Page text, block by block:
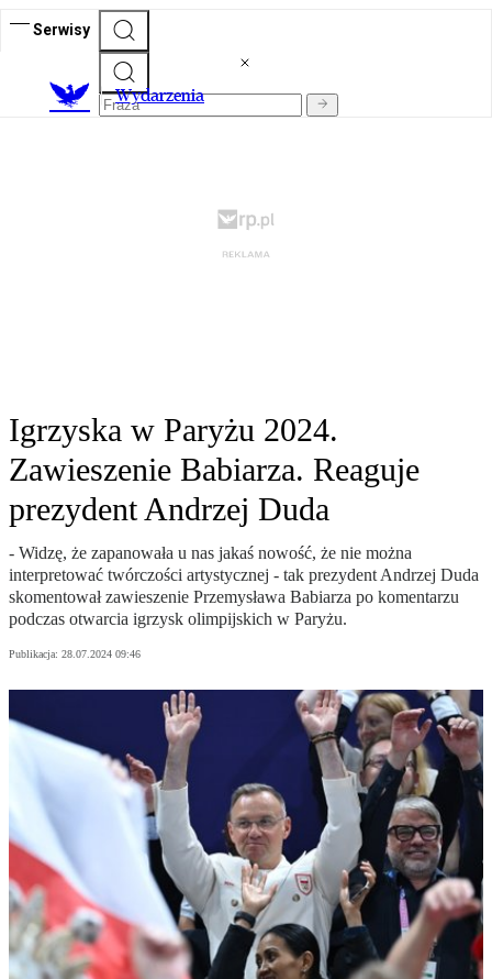
Serwisy
Wydarzenia
Igrzyska w Paryżu 2024.
Zawieszenie Babiarza. Reaguje
prezydent Andrzej Duda
- Widzę, że zapanowała u nas jakaś nowość, że nie można
interpretować twórczości artystycznej - tak prezydent Andrzej Duda
skomentował zawieszenie Przemysława Babiarza po komentarzu
podczas otwarcia igrzysk olimpijskich w Paryżu.
Publikacja: 28.07.2024 09:46